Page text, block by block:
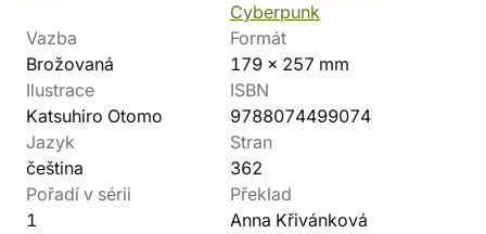
Cyberpunk
Vazba
Brožovaná
Formát
179 × 257 mm
Ilustrace
Katsuhiro Otomo
ISBN
9788074499074
Jazyk
čeština
Stran
362
Pořadí v sérii
1
Překlad
Anna Křivánková